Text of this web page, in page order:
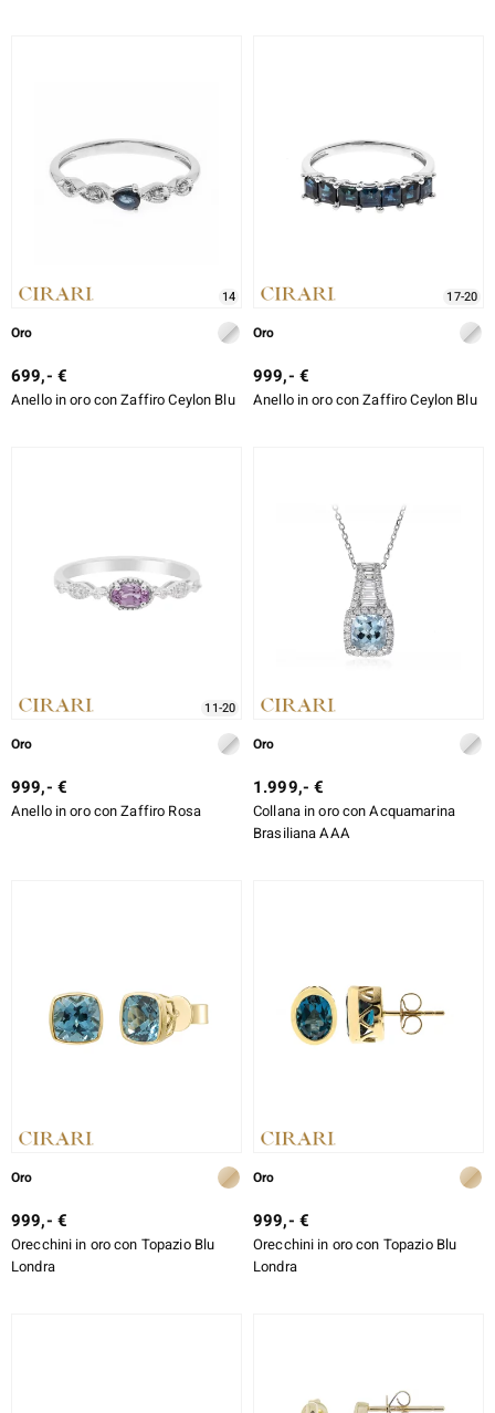
14
Oro
699,- €
Anello in oro con Zaffiro Ceylon Blu
17-20
Oro
999,- €
Anello in oro con Zaffiro Ceylon Blu
11-20
Oro
999,- €
Anello in oro con Zaffiro Rosa
Oro
1.999,- €
Collana in oro con Acquamarina
Brasiliana AAA
Oro
999,- €
Orecchini in oro con Topazio Blu
Londra
Oro
999,- €
Orecchini in oro con Topazio Blu
Londra